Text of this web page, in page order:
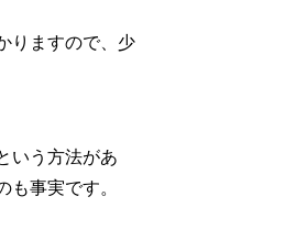
りますので、少
いう方法があ
事実です。